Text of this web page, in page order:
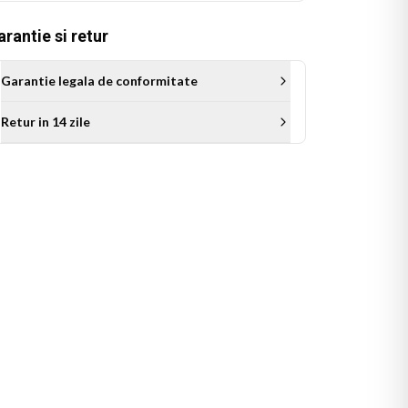
si retur
Garantie legala de conformitate
Retur in 14 zile